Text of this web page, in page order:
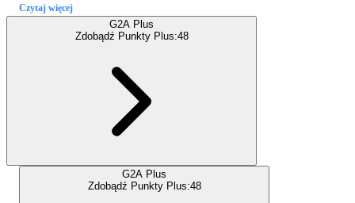
Czytaj więcej
G2A Plus
Zdobądź Punkty Plus:48
G2A Plus
Zdobądź Punkty Plus:48